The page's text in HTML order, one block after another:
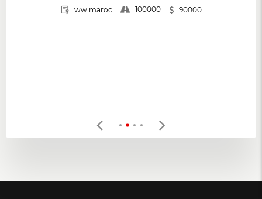
ww maroc
100000 90000